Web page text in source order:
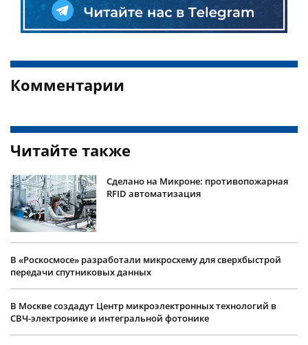
Комментарии
Читайте также
Сделано на Микроне: противопожарная
RFID автоматизация
В «Роскосмосе» разработали микросхему для сверхбыстрой
передачи спутниковых данных
В Москве создадут Центр микроэлектронных технологий в
СВЧ-электронике и интегральной фотонике